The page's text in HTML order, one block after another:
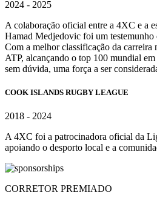
2024 - 2025
A colaboração oficial entre a 4XC e a
Hamad Medjedovic foi um testemunho
Com a melhor classificação da carreira
ATP, alcançando o top 100 mundial
sem dúvida, uma força a ser
COOK ISLANDS RUGBY LEAGUE
2018 - 2024
A 4XC foi a patrocinadora oficial da
apoiando o desporto local e a
CORRETOR PREMIADO